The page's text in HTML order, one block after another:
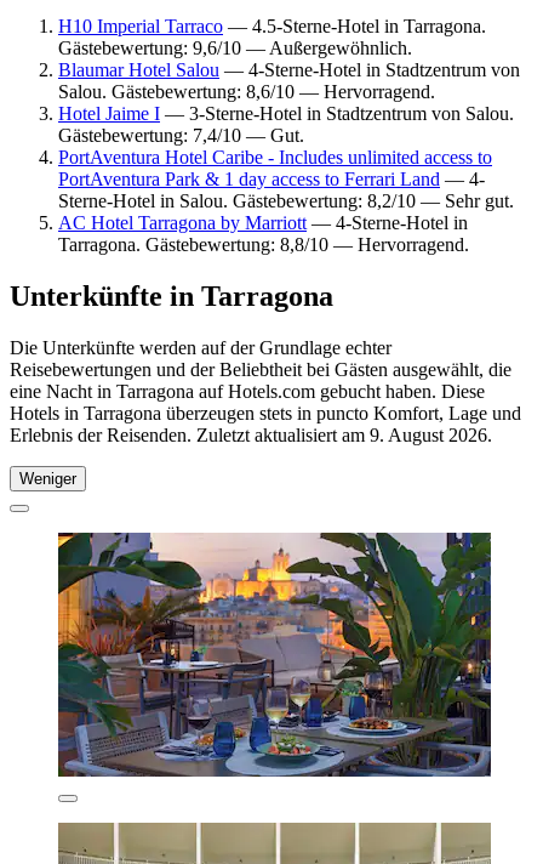
H10 Imperial Tarraco — 4.5-Sterne-Hotel in Tarragona.
Gästebewertung: 9,6/10 — Außergewöhnlich.
Blaumar Hotel Salou — 4-Sterne-Hotel in Stadtzentrum von
Salou. Gästebewertung: 8,6/10 — Hervorragend.
Hotel Jaime I — 3-Sterne-Hotel in Stadtzentrum von Salou.
Gästebewertung: 7,4/10 — Gut.
PortAventura Hotel Caribe - Includes unlimited access to
PortAventura Park & 1 day access to Ferrari Land — 4-
Sterne-Hotel in Salou. Gästebewertung: 8,2/10 — Sehr gut.
AC Hotel Tarragona by Marriott — 4-Sterne-Hotel in
Tarragona. Gästebewertung: 8,8/10 — Hervorragend.
Unterkünfte in Tarragona
Die Unterkünfte werden auf der Grundlage echter
Reisebewertungen und der Beliebtheit bei Gästen ausgewählt, die
eine Nacht in Tarragona auf Hotels.com gebucht haben. Diese
Hotels in Tarragona überzeugen stets in puncto Komfort, Lage und
Erlebnis der Reisenden. Zuletzt aktualisiert am 9. August 2026.
Weniger